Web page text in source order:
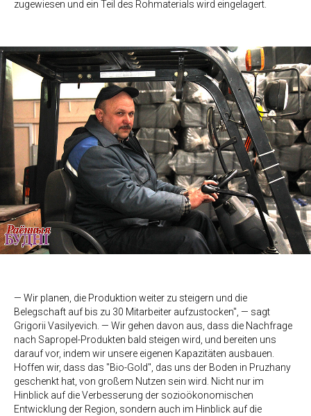
zugewiesen und ein Teil des Rohmaterials wird eingelagert.
— Wir planen, die Produktion weiter zu steigern und die
Belegschaft auf bis zu 30 Mitarbeiter aufzustocken", — sagt
Grigorii Vasilyevich. — Wir gehen davon aus, dass die Nachfrage
nach Sapropel-Produkten bald steigen wird, und bereiten uns
darauf vor, indem wir unsere eigenen Kapazitäten ausbauen.
Hoffen wir, dass das "Bio-Gold", das uns der Boden in Pruzhany
geschenkt hat, von großem Nutzen sein wird. Nicht nur im
Hinblick auf die Verbesserung der sozioökonomischen
Entwicklung der Region, sondern auch im Hinblick auf die